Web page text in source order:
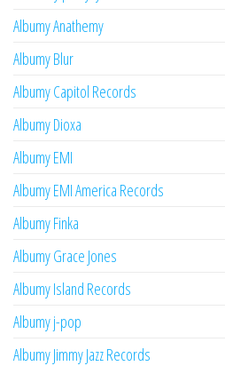
Albumy Anathemy
Albumy Blur
Albumy Capitol Records
Albumy Dioxa
Albumy EMI
Albumy EMI America Records
Albumy Finka
Albumy Grace Jones
Albumy Island Records
Albumy j-pop
Albumy Jimmy Jazz Records